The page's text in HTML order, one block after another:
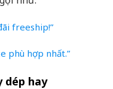
freeship!”
phù hợp nhất.”
dép hay